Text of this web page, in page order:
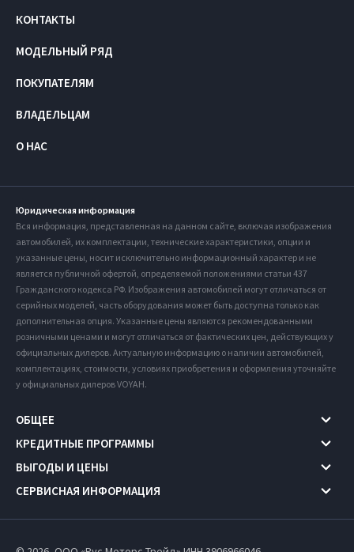
КОНТАКТЫ
МОДЕЛЬНЫЙ РЯД
ПОКУПАТЕЛЯМ
ВЛАДЕЛЬЦАМ
О НАС
Юридическая информация
Вся информация, представленная на данном сайте, включая изображения
автомобилей, их комплектации, технические характеристики, опции и
указанные цены, носит исключительно информационный характер и не
является публичной офертой, определяемой положениями статьи 437
Гражданского кодекса РФ. Изображения автомобилей могут отличаться от
серийных моделей, часть оборудования может быть доступна только как
дополнительная опция. Указанные цены являются рекомендованными
розничными ценами и могут отличаться от фактических цен, действующих у
официальных дилеров. Актуальную информацию о наличии автомобилей,
комплектациях, стоимости, условиях приобретения и оформления уточняйте
у официальных дилеров VOYAH.
ОБЩЕЕ
КРЕДИТНЫЕ ПРОГРАММЫ
ВЫГОДЫ И ЦЕНЫ
СЕРВИСНАЯ ИНФОРМАЦИЯ